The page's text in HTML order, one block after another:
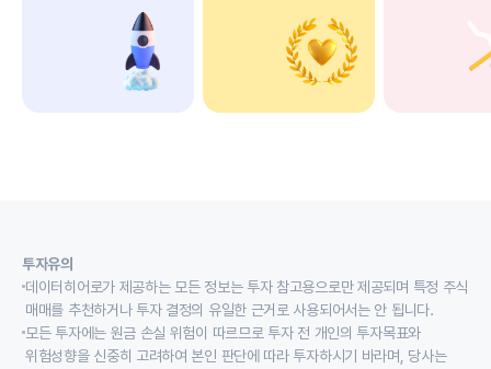
투자유의
데이터히어로가 제공하는 모든 정보는 투자 참고용으로만 제공되며 특정 주식
매매를 추천하거나 투자 결정의 유일한 근거로 사용되어서는 안 됩니다.
모든 투자에는 원금 손실 위험이 따르므로 투자 전 개인의 투자목표와
위험성향을 신중히 고려하여 본인 판단에 따라 투자하시기 바라며, 당사는